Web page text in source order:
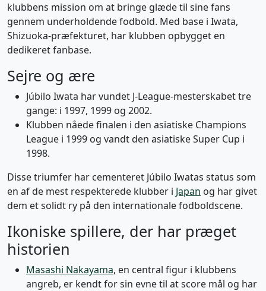
klubbens mission om at bringe glæde til sine fans
gennem underholdende fodbold. Med base i Iwata,
Shizuoka-præfekturet, har klubben opbygget en
dedikeret fanbase.
Sejre og ære
Júbilo Iwata har vundet J-League-mesterskabet tre
gange: i 1997, 1999 og 2002.
Klubben nåede finalen i den asiatiske Champions
League i 1999 og vandt den asiatiske Super Cup i
1998.
Disse triumfer har cementeret Júbilo Iwatas status som
en af de mest respekterede klubber i Japan og har givet
dem et solidt ry på den internationale fodboldscene.
Ikoniske spillere, der har præget
historien
Masashi Nakayama, en central figur i klubbens
angreb, er kendt for sin evne til at score mål og har